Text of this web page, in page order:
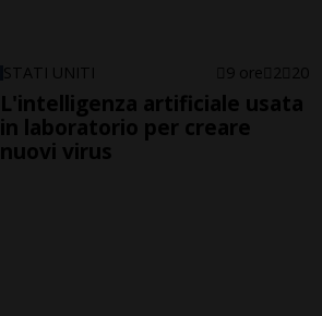
STATI UNITI 9 ore 2 20
L'intelligenza artificiale usata
in laboratorio per creare
nuovi virus